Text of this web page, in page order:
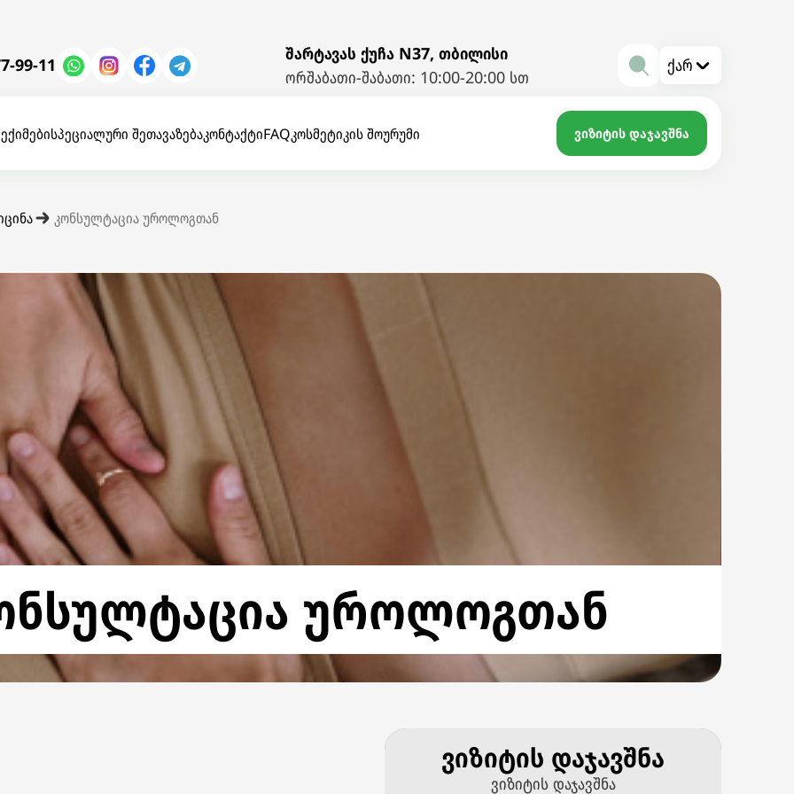
99-11
შარტავას ქუჩა N37, თბილისი
ორშაბათი-შაბათი: 10:00-20:00 სთ
ქარ
ექიმებისპეციალური შეთავაზებაკონტაქტიFAQკოსმეტიკის შოურუმი ვიზიტის დაჯავშნა
კონსულტაცია უროლოგთან
უროლოგთან
ვიზიტის დაჯავშნა
ვიზიტის დაჯავშნა